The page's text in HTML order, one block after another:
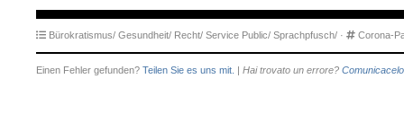
Bürokratismus/ Gesundheit/ Recht/ Service Public/ Sprachpfusch/ · Corona-
Einen Fehler gefunden? Teilen Sie es uns mit. | Hai trovato un errore? Comunicacelo.